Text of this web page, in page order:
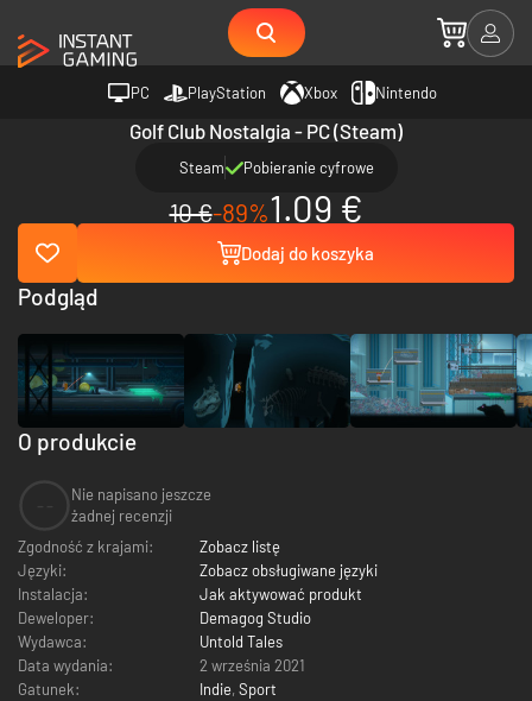
PC PlayStation Xbox Nintendo
Golf Club Nostalgia - PC (Steam)
Steam Pobieranie cyfrowe
10 €-89%1.09 €
Dodaj do koszyka
O produkcie
Nie napisano jeszcze
żadnej recenzji
Zgodność z krajami:
Zobacz listę
Języki:
Zobacz obsługiwane języki
Instalacja:
Jak aktywować produkt
Deweloper:
Demagog Studio
Wydawca:
Untold Tales
Data wydania:
2 września 2021
Gatunek:
Indie, Sport
Podgląd